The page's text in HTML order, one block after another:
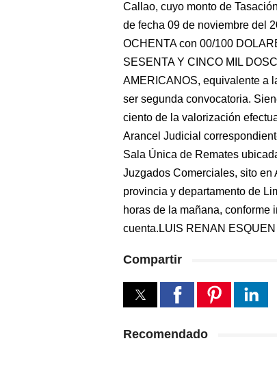
Callao, cuyo monto de
de fecha 09 de noviembre del
OCHENTA con 00/100
SESENTA Y CINCO MIL
AMERICANOS, equivalente a
ser segunda convocatoria.
ciento de la valorización
Arancel Judicial
Sala Única de Remates
Juzgados Comerciales, sito en
provincia y departamento de
horas de la mañana, conforme
cuenta.LUIS RENAN
Compartir
Recomendado